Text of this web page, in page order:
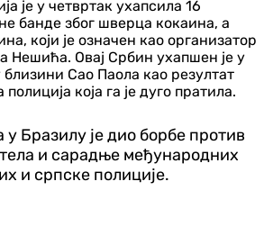
је у четвртак ухапсила 16
банде због шверца кокаина, а
који је означен као организатор
Нешића. Овај Србин ухапшен је у
Сао Паола као резултат
која га је дуго пратила.
Бразилу је дио борбе против
и сарадње међународних
и српске полиције.